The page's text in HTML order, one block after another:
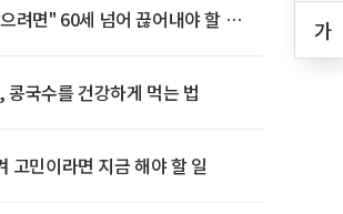
가
려면" 60세 넘어 끊어내야 할 사
국수를 건강하게 먹는 법
고민이라면 지금 해야 할 일